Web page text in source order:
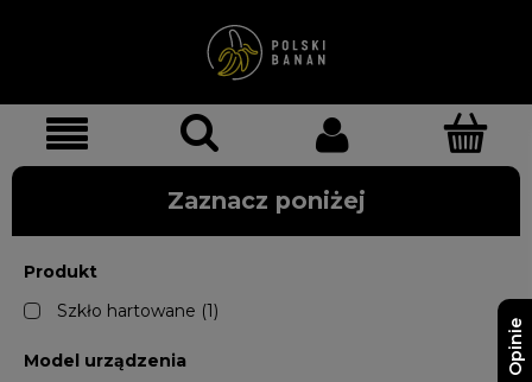
Zaznacz poniżej
Produkt
Szkło hartowane (1)
Model urządzenia
Opinie